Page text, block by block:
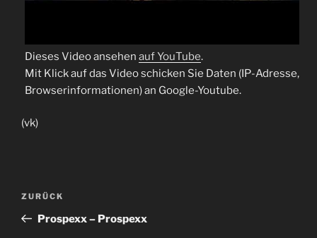
Dieses Video ansehen auf YouTube.
Mit Klick auf das Video schicken Sie Daten (IP-Adresse,
Browserinformationen) an Google-Youtube.
(vk)
Beitragsnavigation
Vorheriger
Beitrag
ZURÜCK
Prospexx – Prospexx